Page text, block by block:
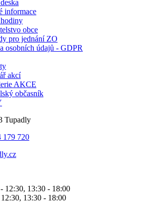
informace
obce
pro jednání ZO
osobních údajů - GDPR
akcí
AKCE
občasník
Tupadly
179 720
12:30, 13:30 - 18:00
13:30 - 18:00